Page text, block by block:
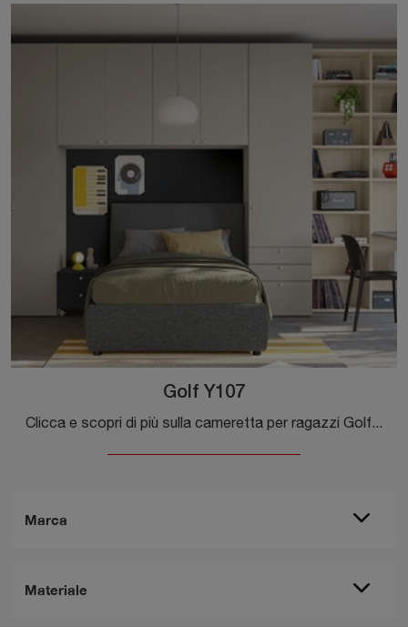
Marca
Materiale
Golf Y107
Clicca e scopri di più sulla cameretta per ragazzi Golf Y107! Le Camerette a ponte Colombini Casa ti attendono.